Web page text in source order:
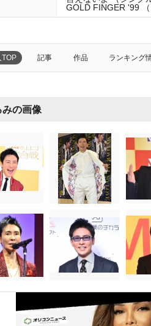
GOLD FINGER '99
TOP 記事 作品 ランキング
の画像